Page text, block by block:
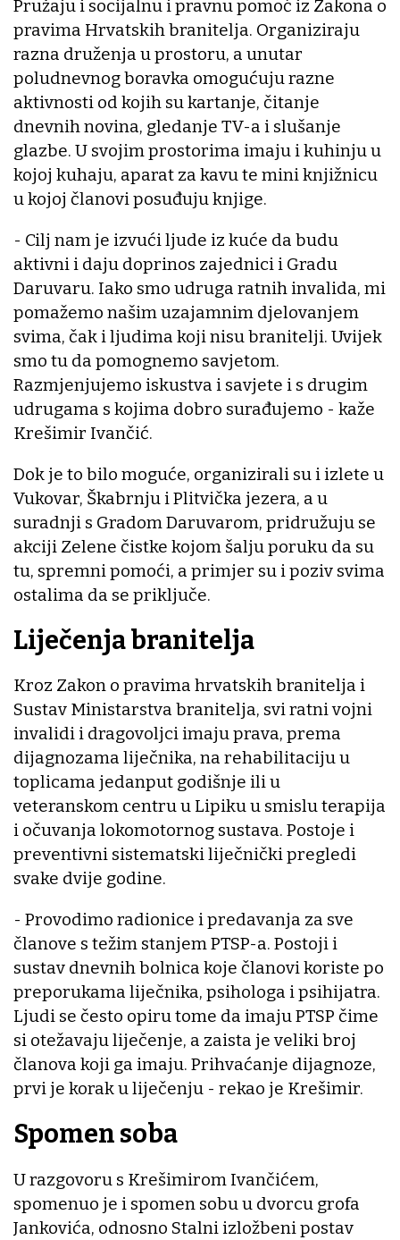
Pružaju i socijalnu i pravnu pomoć iz Zakona o
pravima Hrvatskih branitelja. Organiziraju
razna druženja u prostoru, a unutar
poludnevnog boravka omogućuju razne
aktivnosti od kojih su kartanje, čitanje
dnevnih novina, gledanje TV-a i slušanje
glazbe. U svojim prostorima imaju i kuhinju u
kojoj kuhaju, aparat za kavu te mini knjižnicu
u kojoj članovi posuđuju knjige.
- Cilj nam je izvući ljude iz kuće da budu
aktivni i daju doprinos zajednici i Gradu
Daruvaru. Iako smo udruga ratnih invalida, mi
pomažemo našim uzajamnim djelovanjem
svima, čak i ljudima koji nisu branitelji. Uvijek
smo tu da pomognemo savjetom.
Razmjenjujemo iskustva i savjete i s drugim
udrugama s kojima dobro surađujemo - kaže
Krešimir Ivančić.
Dok je to bilo moguće, organizirali su i izlete u
Vukovar, Škabrnju i Plitvička jezera, a u
suradnji s Gradom Daruvarom, pridružuju se
akciji Zelene čistke kojom šalju poruku da su
tu, spremni pomoći, a primjer su i poziv svima
ostalima da se priključe.
Liječenja branitelja
Kroz Zakon o pravima hrvatskih branitelja i
Sustav Ministarstva branitelja, svi ratni vojni
invalidi i dragovoljci imaju prava, prema
dijagnozama liječnika, na rehabilitaciju u
toplicama jedanput godišnje ili u
veteranskom centru u Lipiku u smislu terapija
i očuvanja lokomotornog sustava. Postoje i
preventivni sistematski liječnički pregledi
svake dvije godine.
- Provodimo radionice i predavanja za sve
članove s težim stanjem PTSP-a. Postoji i
sustav dnevnih bolnica koje članovi koriste po
preporukama liječnika, psihologa i psihijatra.
Ljudi se često opiru tome da imaju PTSP čime
si otežavaju liječenje, a zaista je veliki broj
članova koji ga imaju. Prihvaćanje dijagnoze,
prvi je korak u liječenju - rekao je Krešimir.
Spomen soba
U razgovoru s Krešimirom Ivančićem,
spomenuo je i spomen sobu u dvorcu grofa
Jankovića, odnosno Stalni izložbeni postav